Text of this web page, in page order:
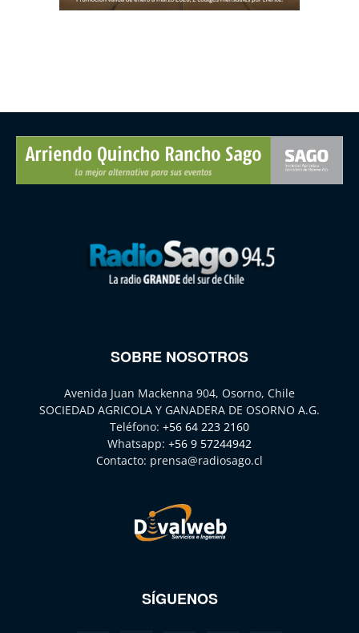
SOBRE NOSOTROS
Avenida Juan Mackenna 904, Osorno, Chile
SOCIEDAD AGRICOLA Y GANADERA DE OSORNO A.G.
Teléfono: +56 64 223 2160
Whatsapp: +56 9 57244942
Contacto: prensa@radiosago.cl
SÍGUENOS